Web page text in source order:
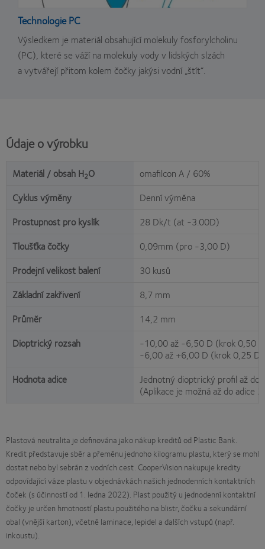
Technologie PC
Výsledkem je materiál obsahující molekuly fosforylcholinu
(PC), které se váží na molekuly vody v lidských slzách
a vytvářejí přitom kolem čočky jakýsi vodní „štít“.
Údaje o výrobku
Materiál / obsah H2O
omafilcon A / 60%
Cyklus výměny
Denní výměna
Prostupnost pro kyslík
28 Dk/t (at -3.00D)
Tloušťka čočky
0,09mm (pro -3,00 D)
Prodejní velikost balení
30 kusů
Základní zakřivení
8,7 mm
Průměr
14,2 mm
Dioptrický rozsah
-10,00 až -6,50 D (krok 0,50
-6,00 až +6,00 D (krok 0,25 D)
Hodnota adice
Jednotný dioptrický profil až do
(Aplikace je možná až do adice
Plastová neutralita je definována jako nákup kreditů od Plastic Bank.
Kredit představuje sběr a přeměnu jednoho kilogramu plastu, který se mohl
dostat nebo byl sebrán z vodních cest. CooperVision nakupuje kredity
odpovídající váze plastu v objednávkách našich jednodenních kontaktních
čoček (s účinností od 1. ledna 2022). Plast použitý u jednodenní kontaktní
čočky je určen hmotností plastu použitého na blistr, čočku a sekundární
obal (vnější karton), včetně laminace, lepidel a dalších vstupů (např.
inkoustu).